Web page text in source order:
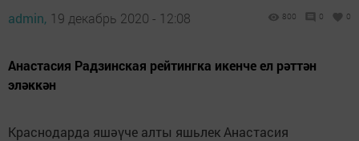
admin, 19 декабрь 2020 - 12:08 800 0 0
Анастасия Радзинская рейтингка икенче ел рәттән
эләккән
Краснодарда яшәүче алты яшьлек Анастасия